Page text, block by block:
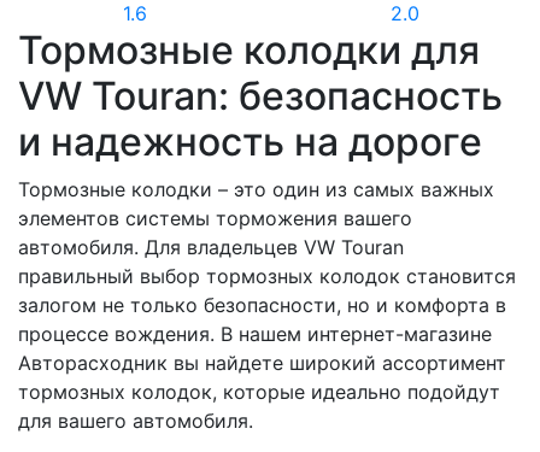
1.6
2.0
Тормозные колодки для
VW Touran: безопасность
и надежность на дороге
Тормозные колодки – это один из самых важных
элементов системы торможения вашего
автомобиля. Для владельцев VW Touran
правильный выбор тормозных колодок становится
залогом не только безопасности, но и комфорта в
процессе вождения. В нашем интернет-магазине
Авторасходник вы найдете широкий ассортимент
тормозных колодок, которые идеально подойдут
для вашего автомобиля.